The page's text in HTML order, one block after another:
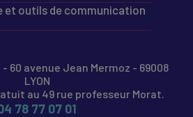
et outils de communication
- 60 avenue Jean Mermoz - 69008
LYON
au 49 rue professeur Morat.
78 77 07 01